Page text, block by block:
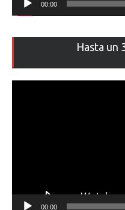
00:00
Hasta un
00:00